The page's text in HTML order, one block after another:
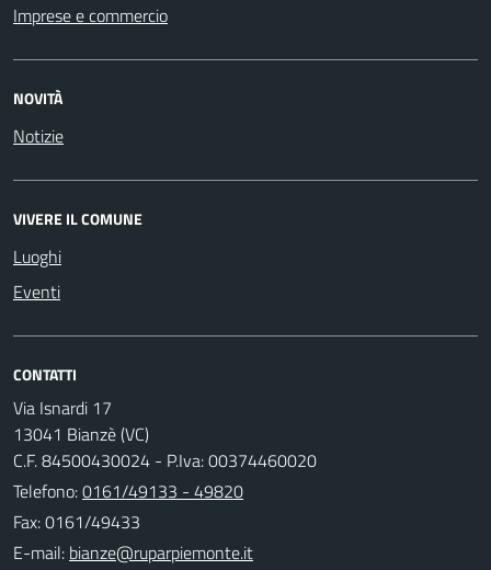
Imprese e commercio
NOVITÀ
Notizie
VIVERE IL COMUNE
Luoghi
Eventi
CONTATTI
Via Isnardi 17
13041 Bianzè (VC)
C.F. 84500430024 - P.Iva: 00374460020
Telefono:0161/49133 - 49820
Fax: 0161/49433
E-mail: